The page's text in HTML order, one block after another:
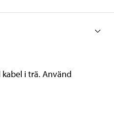
i trä. Använd